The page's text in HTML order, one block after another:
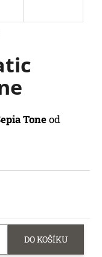
Toneod
DO KOŠÍKU